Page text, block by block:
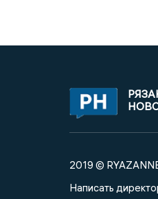
2019 ©
Написать